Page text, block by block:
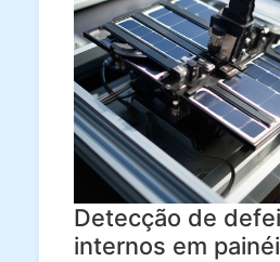
Detecção de
internos em